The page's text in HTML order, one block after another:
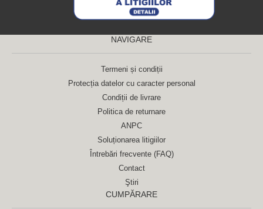
NAVIGARE
Termeni și condiții
Protecția datelor cu caracter personal
Condiții de livrare
Politica de returnare
ANPC
Soluționarea litigiilor
Întrebări frecvente (FAQ)
Contact
Ştiri
CUMPĂRARE